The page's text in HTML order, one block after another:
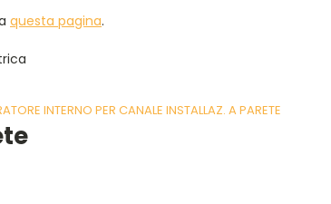
questa pagina.
INTERNO PER CANALE INSTALLAZ. A PARETE